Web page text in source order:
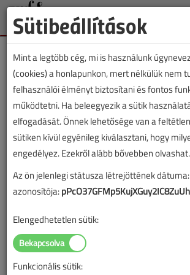
Lapszám:
TARTALOM
HKL Klímatechnika
A
szereléséhez
segédanyagok
Sütibeállítások
Mint a legtöbb cég, mi is használunk
(cookies) a honlapunkon, mert nélkülük nem
felhasználói élményt biztosítani és fontos
működtetni. Ha beleegyezik a sütik
elfogadását. Önnek lehetősége van a
sütiken kívül egyénileg kiválasztani, hogy
engedélyez. Ezekről alább bővebben olvashat.
Az ön jelenlegi státusza létrejöttének dátuma:
azonosítója:
Elengedhetetlen sütik:
Funkcionális sütik: